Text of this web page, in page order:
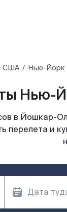
США Нью-Йорк
Нью-
в Йошкар-
перелета и